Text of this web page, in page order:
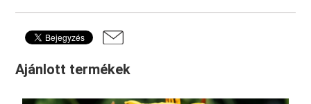
Ajánlott termékek